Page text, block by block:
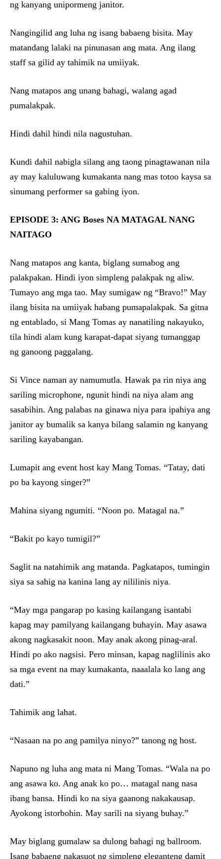
ng kanyang unipormeng janitor.
Nangingilid ang luha ng isang babaeng bisita. May
matandang lalaki na pinunasan ang mata. Ang ilang
staff sa gilid ay tahimik na umiiyak.
Nang matapos ang unang bahagi, walang agad
pumalakpak.
Hindi dahil hindi nila nagustuhan.
Kundi dahil nabigla silang ang taong pinagtawanan nila
ay may kaluluwang kumakanta nang mas totoo kaysa sa
sinumang performer sa gabing iyon.
EPISODE 3: ANG Boses NA MATAGAL NANG
NAITAGO
Nang matapos ang kanta, biglang sumabog ang
palakpakan. Hindi iyon simpleng palakpak ng aliw.
Tumayo ang mga tao. May sumigaw ng “Bravo!” May
ilang bisita na umiiyak habang pumapalakpak. Sa gitna
ng entablado, si Mang Tomas ay nanatiling nakayuko,
tila hindi alam kung karapat-dapat siyang tumanggap
ng ganoong paggalang.
Si Vince naman ay namumutla. Hawak pa rin niya ang
sariling microphone, ngunit hindi na niya alam ang
sasabihin. Ang palabas na ginawa niya para ipahiya ang
janitor ay bumalik sa kanya bilang salamin ng kanyang
sariling kayabangan.
Lumapit ang event host kay Mang Tomas. “Tatay, dati
po ba kayong singer?”
Mahina siyang ngumiti. “Noon po. Matagal na.”
“Bakit po kayo tumigil?”
Saglit na natahimik ang matanda. Pagkatapos, tumingin
siya sa sahig na kanina lang ay nililinis niya.
“May mga pangarap po kasing kailangang isantabi
kapag may pamilyang kailangang buhayin. May asawa
akong nagkasakit noon. May anak akong pinag-aral.
Hindi po ako nagsisi. Pero minsan, kapag naglilinis ako
sa mga event na may kumakanta, naaalala ko lang ang
dati.”
Tahimik ang lahat.
“Nasaan na po ang pamilya ninyo?” tanong ng host.
Napuno ng luha ang mata ni Mang Tomas. “Wala na po
ang asawa ko. Ang anak ko po… matagal nang nasa
ibang bansa. Hindi ko na siya gaanong nakakausap.
Ayokong istorbohin. May sarili na siyang buhay.”
May biglang gumalaw sa dulong bahagi ng ballroom.
Isang babaeng nakasuot ng simpleng eleganteng damit